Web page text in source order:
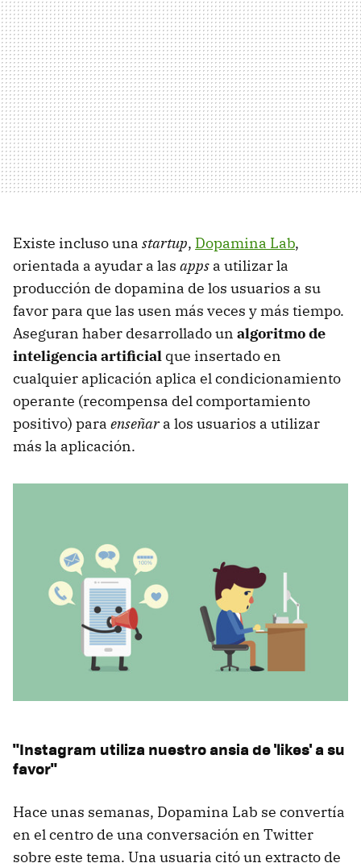
Existe incluso una startup, Dopamina Lab,
orientada a ayudar a las apps a utilizar la
producción de dopamina de los usuarios a su
favor para que las usen más veces y más tiempo.
Aseguran haber desarrollado un algoritmo de
inteligencia artificial que insertado en
cualquier aplicación aplica el condicionamiento
operante (recompensa del comportamiento
positivo) para enseñara los usuarios a utilizar
más la aplicación.
"Instagram utiliza nuestro ansia de 'likes' a su
favor"
Hace unas semanas, Dopamina Lab se convertía
en el centro de una conversación en Twitter
sobre este tema. Una usuaria citó un extracto de